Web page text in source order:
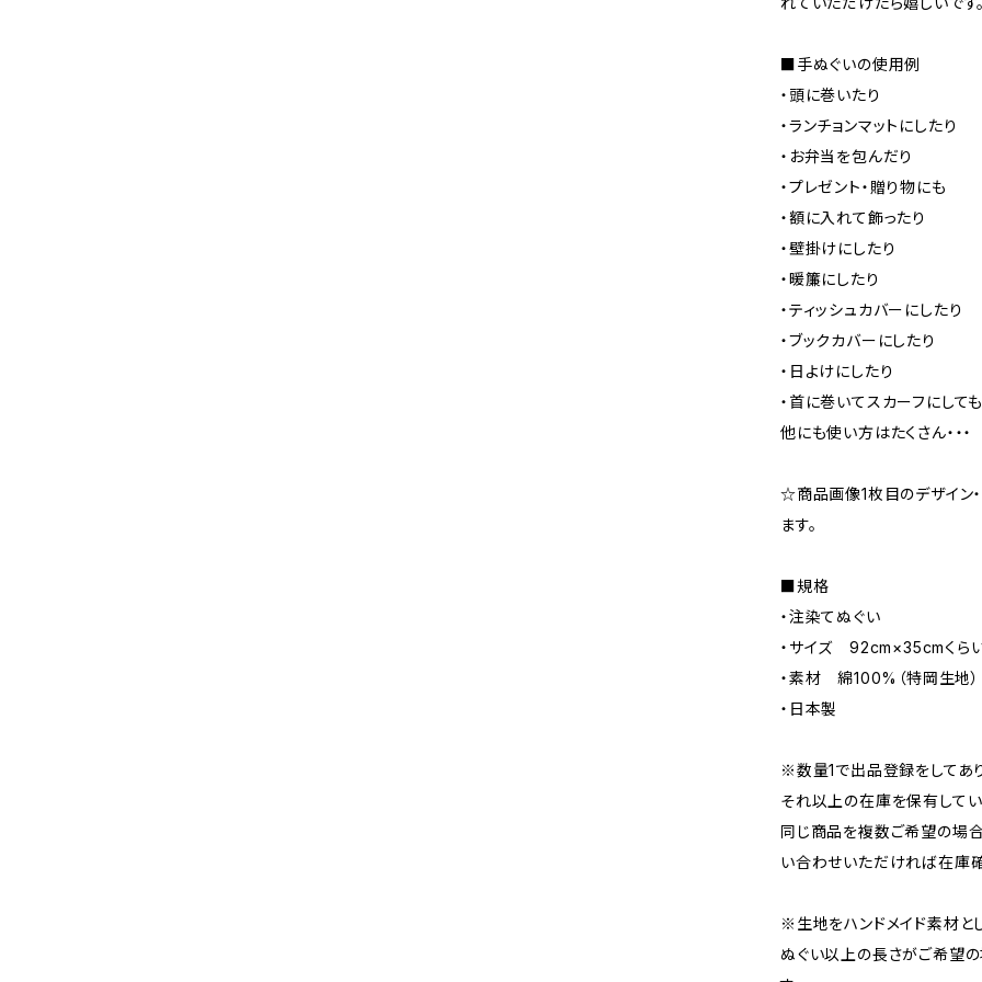
■手ぬぐいの使用例
・頭に巻いたり
・ランチョンマットにしたり
・お弁当を包んだり
・プレゼント・贈り物にも
・額に入れて飾ったり
・壁掛けにしたり
・暖簾にしたり
・ティッシュカバーにしたり
・ブックカバーにしたり
・日よけにしたり
・首に巻いてスカーフにして
他にも使い方はたくさん・・・
☆商品画像1枚目のデザイン
ます。
■規格
・注染てぬぐい
・サイズ 92cm×35cmくら
・素材 綿100%（特岡生地）
・日本製
※数量1で出品登録をしてあ
それ以上の在庫を保有して
同じ商品を複数ご希望の場
い合わせいただければ在庫
※生地をハンドメイド素材と
ぬぐい以上の長さがご希望